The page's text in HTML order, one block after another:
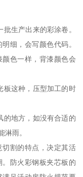
生产出来的彩涂卷。
细，会写颜色代码。
色一样，背漆颜色会
板这种，压型加工的时
的地方，如没有合适的
淋雨。
割的特点，决定其活
防火彩钢板夹芯板的